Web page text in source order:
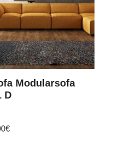
Modularsofa
D
€